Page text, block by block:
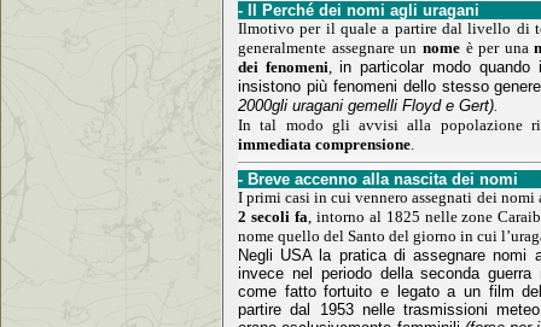
- Il Perché dei nomi agli uragani
Ilmotivo per il quale a partire dal livello di
generalmente assegnare un nomeè per una
dei fenomeni, in particolar modo quando
insistono più fenomeni dello stesso genere
2000gli uragani gemelli Floyd e Gert).
In tal modo gli avvisi alla popolazione
immediata comprensione.
- Breve accenno alla nascita dei nomi
I primi casi in cui vennero assegnati dei
2 secoli fa, intorno al 1825 nelle zone
nome quello del Santo del giorno in cui
Negli USA la pratica di assegnare nomi
invece nel periodo della seconda guerra
come fatto fortuito e legato a un film
partire dal 1953nelle trasmissioni